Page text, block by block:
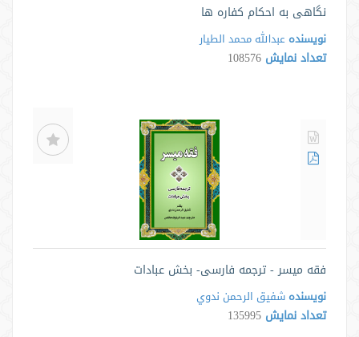
نگاهی به احکام کفاره ها
نویسنده عبدالله محمد الطیار
تعداد نمایش 108576
فقه میسر - ترجمه فارسی- بخش عبادات
نویسنده شفيق الرحمن ندوي
تعداد نمایش 135995